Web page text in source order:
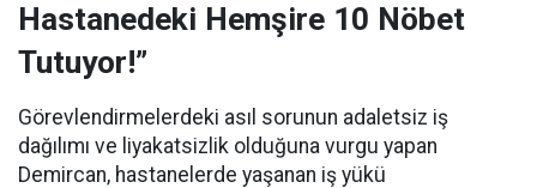
Hastanedeki Hemşire 10 Nöbet
Tutuyor!”
Görevlendirmelerdeki asıl sorunun adaletsiz iş
dağılımı ve liyakatsizlik olduğuna vurgu yapan
Demircan, hastanelerde yaşanan iş yükü